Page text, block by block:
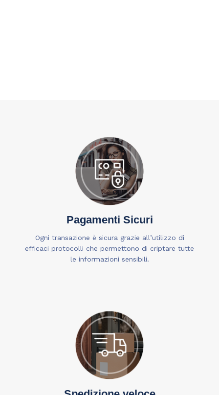
Pagamenti Sicuri
Ogni transazione è sicura grazie all’utilizzo di
efficaci protocolli che permettono di criptare tutte
le informazioni sensibili.